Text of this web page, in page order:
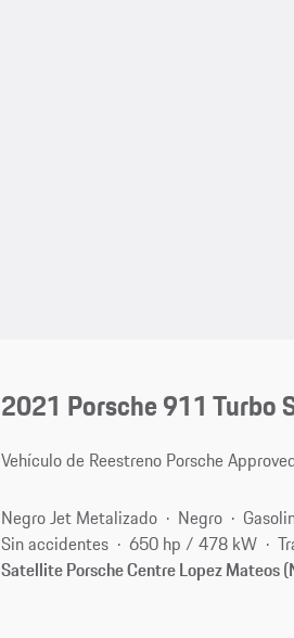
2021 Porsche 911 Turbo
Vehículo de Reestreno Porsche
Negro Jet Metalizado Negro
Sin accidentes
650 hp / 478 kW
Satellite Porsche Centre Lopez Mateos